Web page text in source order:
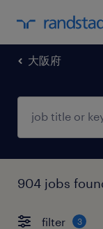
大阪府
904 jobs
filter 3